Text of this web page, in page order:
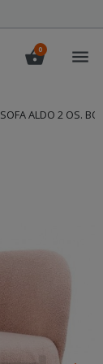
shopping_basket
0 menu
SOFA ALDO 2 OS.